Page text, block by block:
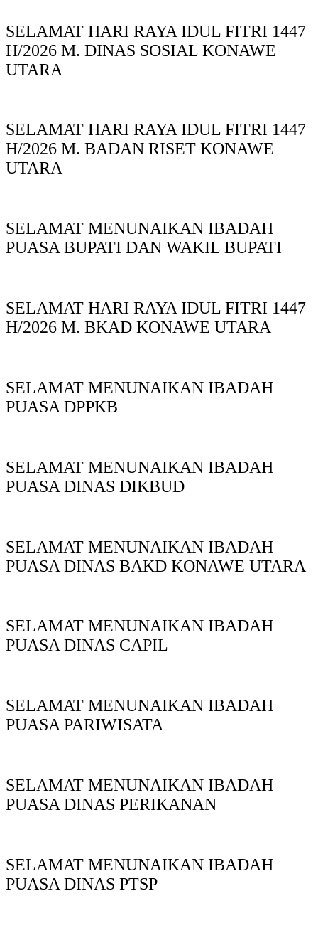
SELAMAT HARI RAYA IDUL FITRI 1447
H/2026 M. DINAS SOSIAL KONAWE
UTARA
SELAMAT HARI RAYA IDUL FITRI 1447
H/2026 M. BADAN RISET KONAWE
UTARA
SELAMAT MENUNAIKAN IBADAH
PUASA BUPATI DAN WAKIL BUPATI
SELAMAT HARI RAYA IDUL FITRI 1447
H/2026 M. BKAD KONAWE UTARA
SELAMAT MENUNAIKAN IBADAH
PUASA DPPKB
SELAMAT MENUNAIKAN IBADAH
PUASA DINAS DIKBUD
SELAMAT MENUNAIKAN IBADAH
PUASA DINAS BAKD KONAWE UTARA
SELAMAT MENUNAIKAN IBADAH
PUASA DINAS CAPIL
SELAMAT MENUNAIKAN IBADAH
PUASA PARIWISATA
SELAMAT MENUNAIKAN IBADAH
PUASA DINAS PERIKANAN
SELAMAT MENUNAIKAN IBADAH
PUASA DINAS PTSP